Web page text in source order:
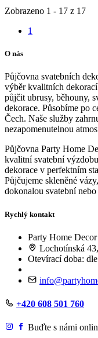
Zobrazeno 1 - 17 z 17
1
O nás
Půjčovna svatebních
výběr kvalitních
půjčit ubrusy, běhouny,
dekorace. Působíme po
Čech. Naše služby
nezapomenutelnou
Půjčovna Party Home
kvalitní svatební
dekorace v perfektním
Půjčujeme skleněné
dokonalou svatební
Rychlý kontakt
Party Home Decor
Lochotínská
Otevírací doba:
+420 608 501 760
Buďte s námi